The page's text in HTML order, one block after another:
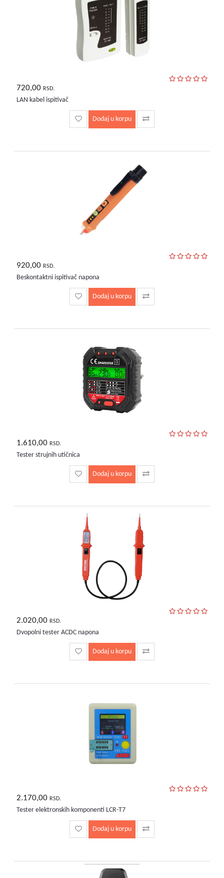
720,00 RSD.
LAN kabel ispitivač
Dodaj u korpu
920,00 RSD.
Beskontaktni ispitivač napona
Dodaj u korpu
1.610,00 RSD.
Tester strujnih utičnica
Dodaj u korpu
2.020,00 RSD.
Dvopolni tester ACDC napona
Dodaj u korpu
2.170,00 RSD.
Tester elektronskih komponenti LCR-T7
Dodaj u korpu